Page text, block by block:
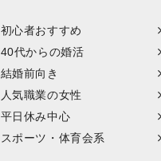
初心者おすすめ
40代からの婚活
結婚前向き
人気職業の女性
平日休み中心
スポーツ・体育会系